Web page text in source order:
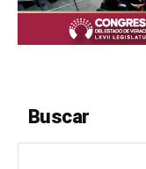
Buscar